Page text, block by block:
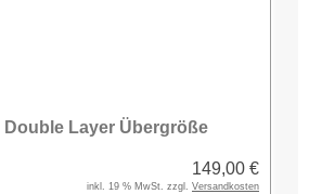
Double Layer Übergröße
149,00 €
inkl. 19 % MwSt. zzgl. Versandkosten